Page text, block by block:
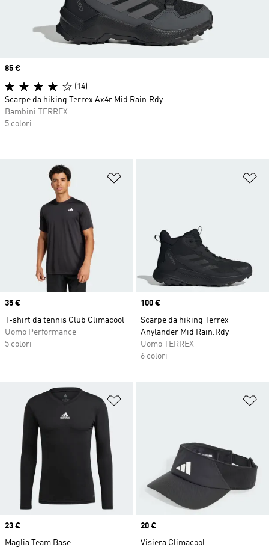
Aggiungi alla lista dei desideri
Price
35 €
T-shirt da tennis Club Climacool
Uomo Performance
5 colori
Price
100 €
Scarpe da hiking Terrex
Anylander Mid Rain.Rdy
Uomo TERREX
6 colori
Aggiungi alla lista dei desideri
Price
23 €
Maglia Team Base
Price
20 €
Visiera Climacool
Price
85 €
(14)
Scarpe da hiking Terrex Ax4r Mid Rain.Rdy
Bambini TERREX
5 colori